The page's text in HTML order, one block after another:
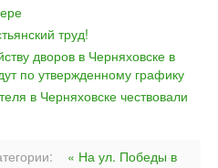
труд!
дворов в Черняховске в
по утвержденному графику
в Черняховске чествовали
« На ул. Победы в